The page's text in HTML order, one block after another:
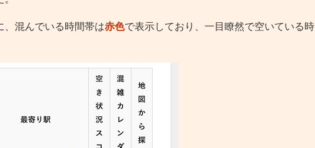
、混んでいる時間帯は赤色で表示しており、一目瞭然で空いている時